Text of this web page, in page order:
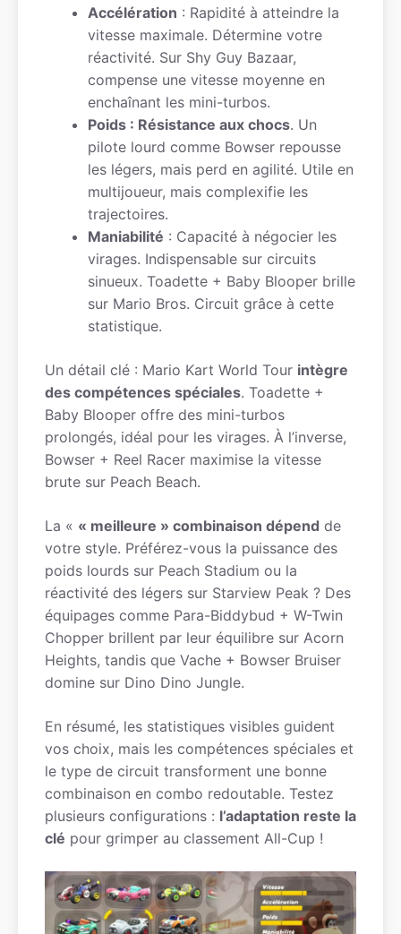
Accélération : Rapidité à atteindre la
vitesse maximale. Détermine votre
réactivité. Sur Shy Guy Bazaar,
compense une vitesse moyenne en
enchaînant les mini-turbos.
Poids : Résistance aux chocs. Un
pilote lourd comme Bowser repousse
les légers, mais perd en agilité. Utile en
multijoueur, mais complexifie les
trajectoires.
Maniabilité : Capacité à négocier les
virages. Indispensable sur circuits
sinueux. Toadette + Baby Blooper brille
sur Mario Bros. Circuit grâce à cette
statistique.
Un détail clé : Mario Kart World Tour intègre
des compétences spéciales. Toadette +
Baby Blooper offre des mini-turbos
prolongés, idéal pour les virages. À l’inverse,
Bowser + Reel Racer maximise la vitesse
brute sur Peach Beach.
La « « meilleure » combinaison dépend de
votre style. Préférez-vous la puissance des
poids lourds sur Peach Stadium ou la
réactivité des légers sur Starview Peak ? Des
équipages comme Para-Biddybud + W-Twin
Chopper brillent par leur équilibre sur Acorn
Heights, tandis que Vache + Bowser Bruiser
domine sur Dino Dino Jungle.
En résumé, les statistiques visibles guident
vos choix, mais les compétences spéciales et
le type de circuit transforment une bonne
combinaison en combo redoutable. Testez
plusieurs configurations : l’adaptation reste la
clé pour grimper au classement All-Cup !